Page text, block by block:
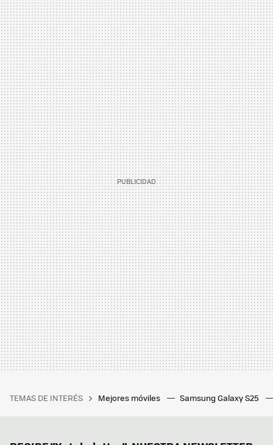
TEMAS DE INTERÉS Mejores móviles Samsung Galaxy S25